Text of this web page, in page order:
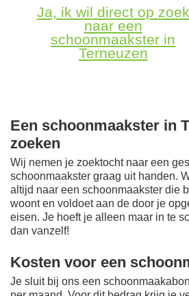
Ja, ik wil direct op zoek
naar een
schoonmaakster in
Terneuzen
Een schoonmaakster in
zoeken
Wij nemen je zoektocht naar een
schoonmaakster graag uit handen.
altijd naar een schoonmaakster die
woont en voldoet aan de door je
eisen. Je hoeft je alleen maar in te
dan vanzelf!
Kosten voor een
Je sluit bij ons een